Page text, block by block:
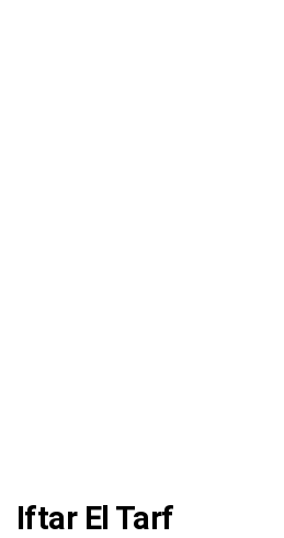
Iftar El Tarf